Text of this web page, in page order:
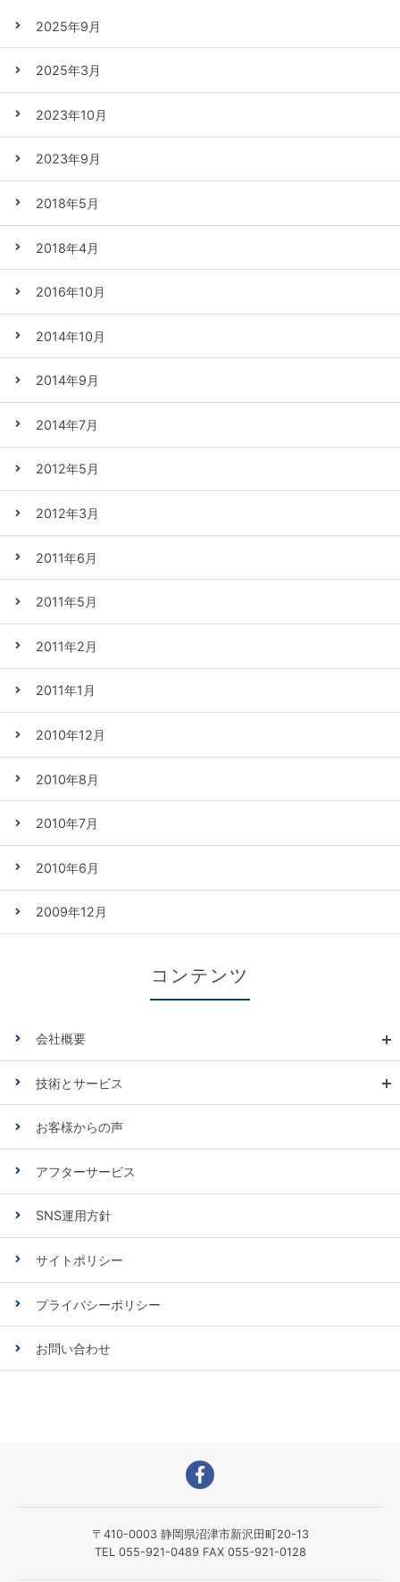
2025年9月
2025年3月
2023年10月
2023年9月
2018年5月
2018年4月
2016年10月
2014年10月
2014年9月
2014年7月
2012年5月
2012年3月
2011年6月
2011年5月
2011年2月
2011年1月
2010年12月
2010年8月
2010年7月
2010年6月
2009年12月
コンテンツ
会社概要
技術とサービス
お客様からの声
アフターサービス
SNS運用方針
サイトポリシー
プライバシーポリシー
お問い合わせ
〒410-0003 静岡県沼津市新沢田町20-13
TEL 055-921-0489 FAX 055-921-0128